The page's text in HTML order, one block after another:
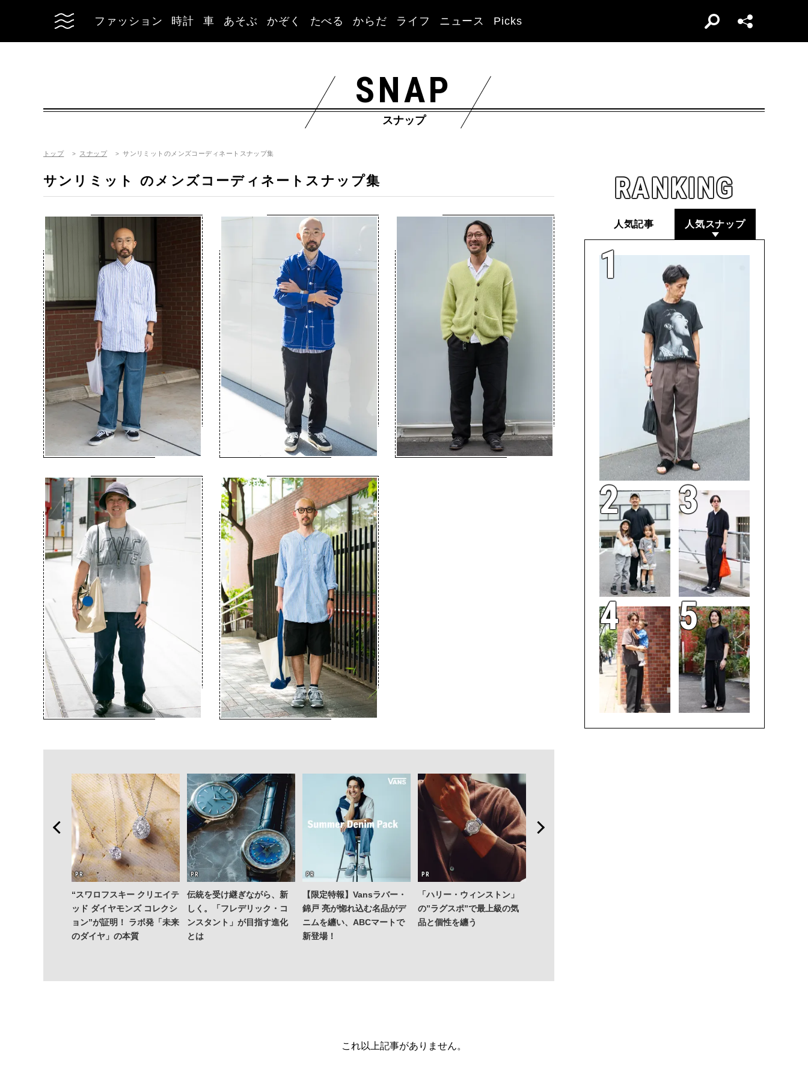
ファッション 時計 車 あそぶ かぞく たべる からだ ライフ ニュース Picks
SNAP
スナップ
トップ スナップ サンリミットのメンズコーディネートスナップ集
サンリミット のメンズコーディネートスナップ集
“スワロフスキー クリエイテ
ッド ダイヤモンズ コレクシ
ョン”が証明！ ラボ発「未来
のダイヤ」の本質
伝統を受け継ぎながら、新
しく。「フレデリック・コ
ンスタント」が目指す進化
とは
【限定特報】Vansラバー・
錦戸 亮が惚れ込む名品がデ
ニムを纏い、ABCマートで
新登場！
「ハリー・ウィンストン」
の”ラグスポ”で最上級の気
品と個性を纏う
RANKING
人気記事 人気スナップ
これ以上記事がありません。